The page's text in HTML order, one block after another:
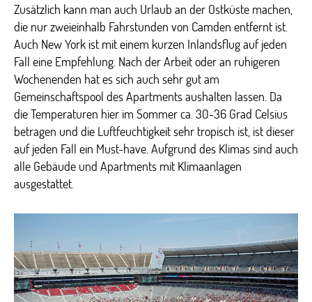
Zusätzlich kann man auch Urlaub an der Ostküste machen,
die nur zweieinhalb Fahrstunden von Camden entfernt ist.
Auch New York ist mit einem kurzen Inlandsflug auf jeden
Fall eine Empfehlung. Nach der Arbeit oder an ruhigeren
Wochenenden hat es sich auch sehr gut am
Gemeinschaftspool des Apartments aushalten lassen. Da
die Temperaturen hier im Sommer ca. 30-36 Grad Celsius
betragen und die Luftfeuchtigkeit sehr tropisch ist, ist dieser
auf jeden Fall ein Must-have. Aufgrund des Klimas sind auch
alle Gebäude und Apartments mit Klimaanlagen
ausgestattet.